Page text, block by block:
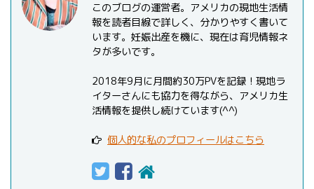
このブログの運営者。アメリカの現地生活情
報を読者目線で詳しく、分かりやすく書いて
います。妊娠出産を機に、現在は育児情報ネ
タが多いです。
2018年9月に月間約30万PVを記録！現地ラ
イターさんにも協力を得ながら、アメリカ生
活情報を提供し続けています(^^)
個人的な私のプロフィールはこちら